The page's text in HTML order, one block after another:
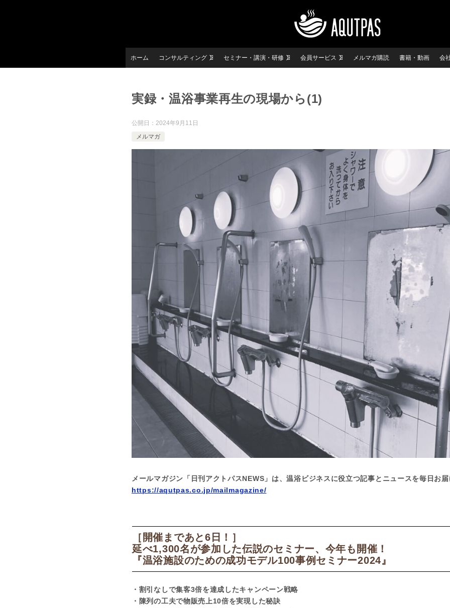
ホーム コンサルティング セミナー・講演・研修 会員サービス メルマガ購読 書籍・動画 会
実録・温浴事業再生の現場から(1)
公開日： 2024年9月11日
メルマガ
メールマガジン「日刊アクトパスNEWS」は、温浴ビジネスに役立つ記事とニュースを毎日お
https://aqutpas.co.jp/mailmagazine/
［開催まであと6日！］
延べ1,300名が参加した伝説のセミナー、今年も開催！
『温浴施設のための成功モデル100事例セミナー2024』
・割引なしで集客3倍を達成したキャンペーン戦略
・陳列の工夫で物販売上10倍を実現した秘訣